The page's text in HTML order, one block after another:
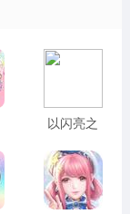
以闪亮之